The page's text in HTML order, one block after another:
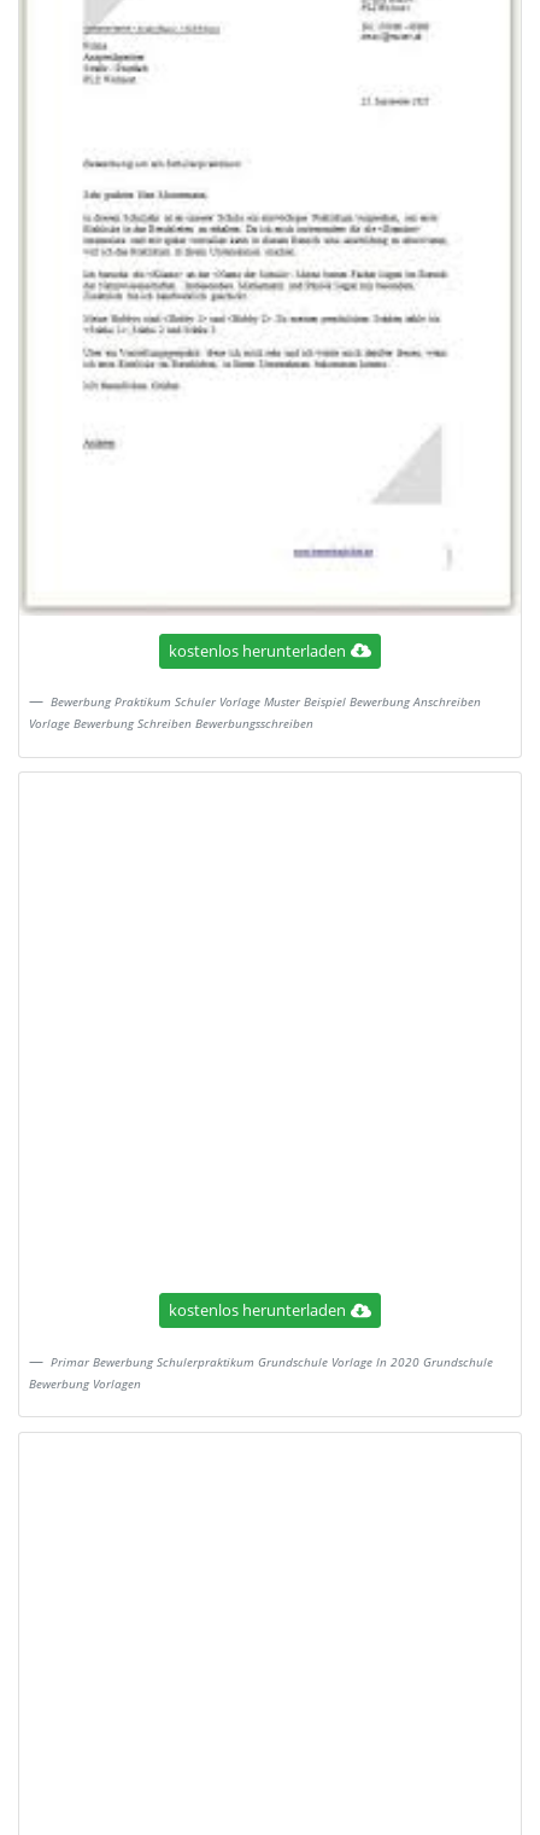
kostenlos herunterladen
Bewerbung Praktikum Schuler Vorlage Muster Beispiel Bewerbung Anschreiben
Vorlage Bewerbung Schreiben Bewerbungsschreiben
kostenlos herunterladen
Primar Bewerbung Schulerpraktikum Grundschule Vorlage In 2020 Grundschule
Bewerbung Vorlagen